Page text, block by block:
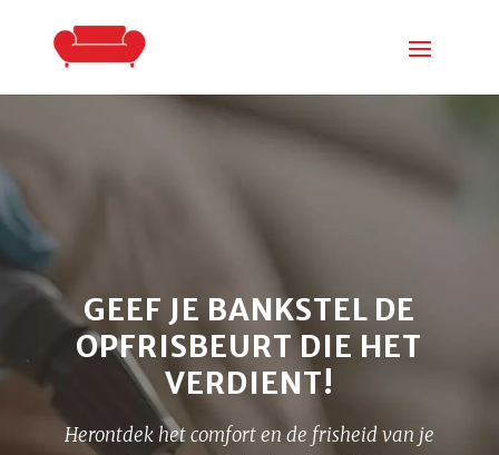
GEEF JE BANKSTEL DE
OPFRISBEURT DIE HET
VERDIENT!
Herontdek het comfort en de frisheid van je